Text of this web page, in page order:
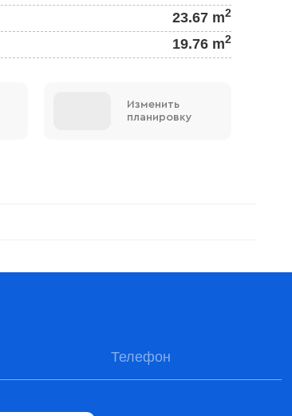
23.67 m2
19.76 m2
Изменить
планировку